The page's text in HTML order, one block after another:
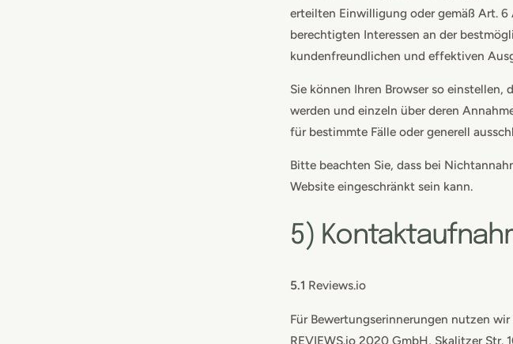
erteilten Einwilligung oder gemäß Art. 6
berechtigten Interessen an der
kundenfreundlichen und effektiven
Sie können Ihren Browser so einstellen,
werden und einzeln über deren
für bestimmte Fälle oder generell
Bitte beachten Sie, dass bei
Website eingeschränkt sein kann.
5)
5.1 Reviews.io
Für Bewertungserinnerungen nutzen
REVIEWS.io 2020 GmbH, Skalitzer Str.